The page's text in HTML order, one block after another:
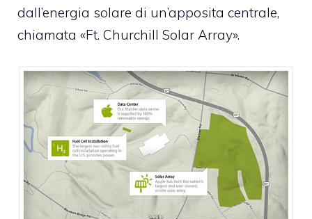
dall’energia solare di un’apposita centrale,
chiamata «Ft. Churchill Solar Array».